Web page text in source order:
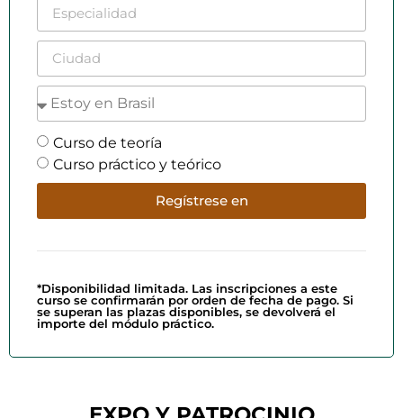
Curso de teoría
Curso práctico y teórico
Regístrese en
*Disponibilidad limitada. Las inscripciones a este
curso se confirmarán por orden de fecha de pago. Si
se superan las plazas disponibles, se devolverá el
importe del módulo práctico.